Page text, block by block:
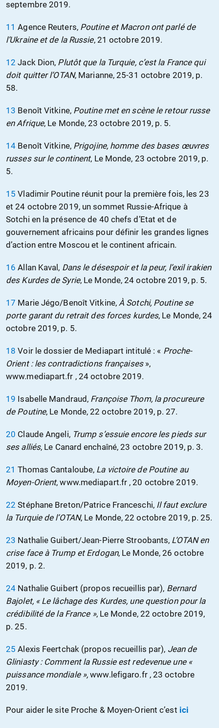
septembre 2019.
11 Agence Reuters, Poutine et Macron ont parlé de
l’Ukraine et de la Russie, 21 octobre 2019.
12 Jack Dion, Plutôt que la Turquie, c’est la France qui
doit quitter l’OTAN, Marianne, 25-31 octobre 2019, p.
58.
13 Benoît Vitkine, Poutine met en scène le retour russe
en Afrique, Le Monde, 23 octobre 2019, p. 5.
14 Benoît Vitkine, Prigojine, homme des bases œuvres
russes sur le continent, Le Monde, 23 octobre 2019, p.
5.
15 Vladimir Poutine réunit pour la première fois, les 23
et 24 octobre 2019, un sommet Russie-Afrique à
Sotchi en la présence de 40 chefs d’Etat et de
gouvernement africains pour définir les grandes lignes
d’action entre Moscou et le continent africain.
16 Allan Kaval, Dans le désespoir et la peur, l’exil irakien
des Kurdes de Syrie, Le Monde, 24 octobre 2019, p. 5.
17 Marie Jégo/Benoît Vitkine,À Sotchi, Poutine se
porte garant du retrait des forces kurdes, Le Monde, 24
octobre 2019, p. 5.
18 Voir le dossier de Mediapart intitulé : « Proche-
Orient : les contradictions françaises»,
www.mediapart.fr , 24 octobre 2019.
19 Isabelle Mandraud, Françoise Thom, la procureure
de Poutine, Le Monde, 22 octobre 2019, p. 27.
20 Claude Angeli, Trump s’essuie encore les pieds sur
ses alliés, Le Canard enchaîné, 23 octobre 2019, p. 3.
21 Thomas Cantaloube, La victoire de Poutine au
Moyen-Orient, www.mediapart.fr , 20 octobre 2019.
22 Stéphane Breton/Patrice Franceschi, Il faut exclure
la Turquie de l’OTAN, Le Monde, 22 octobre 2019, p. 25.
23 Nathalie Guibert/Jean-Pierre Stroobants, L’OTAN en
crise face à Trump et Erdogan, Le Monde, 26 octobre
2019, p. 2.
24 Nathalie Guibert (propos recueillis par), Bernard
Bajolet, « Le lâchage des Kurdes, une question pour la
crédibilité de la France », Le Monde, 22 octobre 2019,
p. 25.
25 Alexis Feertchak (propos recueillis par), Jean de
Gliniasty : Comment la Russie est redevenue une «
puissance mondiale », www.lefigaro.fr , 23 octobre
2019.
Pour aider le site Proche & Moyen-Orient c’est ici